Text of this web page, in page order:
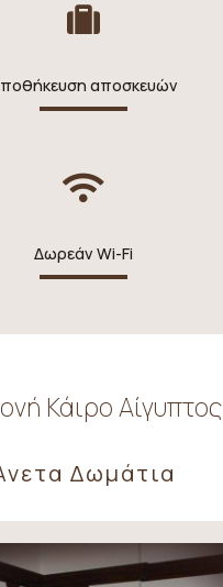
αποσκευών
Δωρεάν Wi-Fi
Κάιρο Αίγυπτος
Δωμάτια